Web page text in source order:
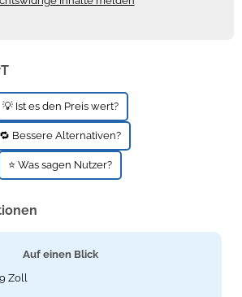
💡 Ist es den Preis wert?
🔁 Bessere Alternativen?
⭐ Was sagen Nutzer?
Auf einen Blick
Zoll